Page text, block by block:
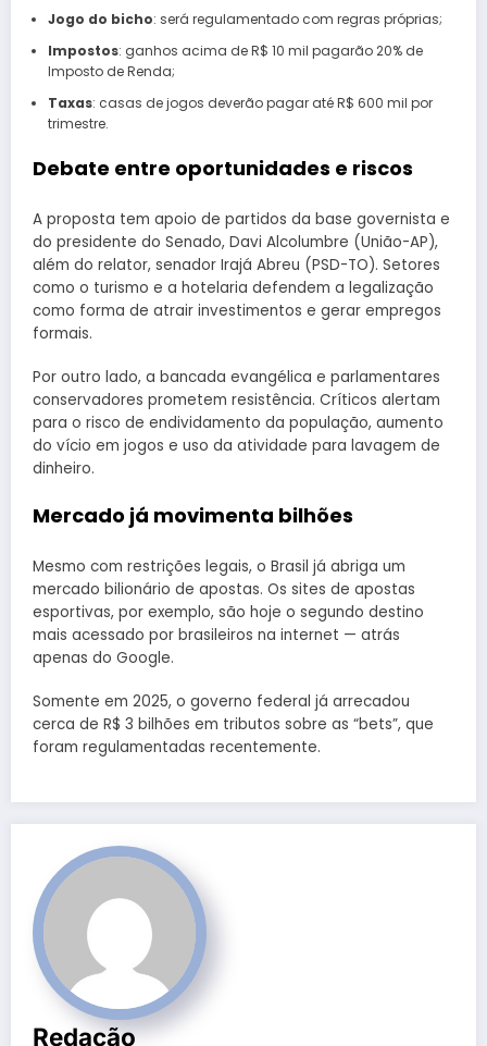
Jogo do bicho: será regulamentado com regras próprias;
Impostos: ganhos acima de R$ 10 mil pagarão 20% de
Imposto de Renda;
Taxas: casas de jogos deverão pagar até R$ 600 mil por
trimestre.
Debate entre oportunidades e riscos
A proposta tem apoio de partidos da base governista e
do presidente do Senado, Davi Alcolumbre (União-AP),
além do relator, senador Irajá Abreu (PSD-TO). Setores
como o turismo e a hotelaria defendem a legalização
como forma de atrair investimentos e gerar empregos
formais.
Por outro lado, a bancada evangélica e parlamentares
conservadores prometem resistência. Críticos alertam
para o risco de endividamento da população, aumento
do vício em jogos e uso da atividade para lavagem de
dinheiro.
Mercado já movimenta bilhões
Mesmo com restrições legais, o Brasil já abriga um
mercado bilionário de apostas. Os sites de apostas
esportivas, por exemplo, são hoje o segundo destino
mais acessado por brasileiros na internet — atrás
apenas do Google.
Somente em 2025, o governo federal já arrecadou
cerca de R$ 3 bilhões em tributos sobre as “bets”, que
foram regulamentadas recentemente.
Redação